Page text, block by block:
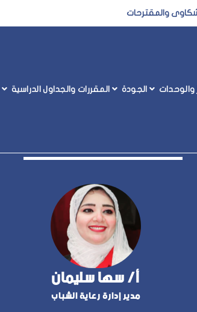
والمقترحات
والوحدات الجودة المقررات والجداول الدراسية
أ/ سها سليمان
مدير إدارة رعاية الشباب